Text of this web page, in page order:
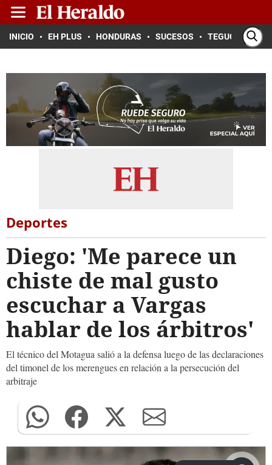
INICIO EH PLUS HONDURAS SUCESOS TEGUCIGALPA
Deportes
Diego: 'Me parece un
chiste de mal gusto
escuchar a Vargas
hablar de los árbitros'
El técnico del Motagua salió a la defensa luego de las declaraciones
del timonel de los merengues en relación a la persecución del
arbitraje